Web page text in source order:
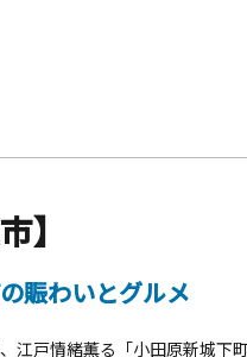
】
賑わいとグルメ
江戸情緒薫る「小田原新城下